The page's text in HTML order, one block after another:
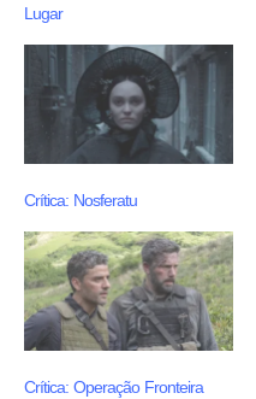
Lugar
Crítica: Nosferatu
Crítica: Operação Fronteira